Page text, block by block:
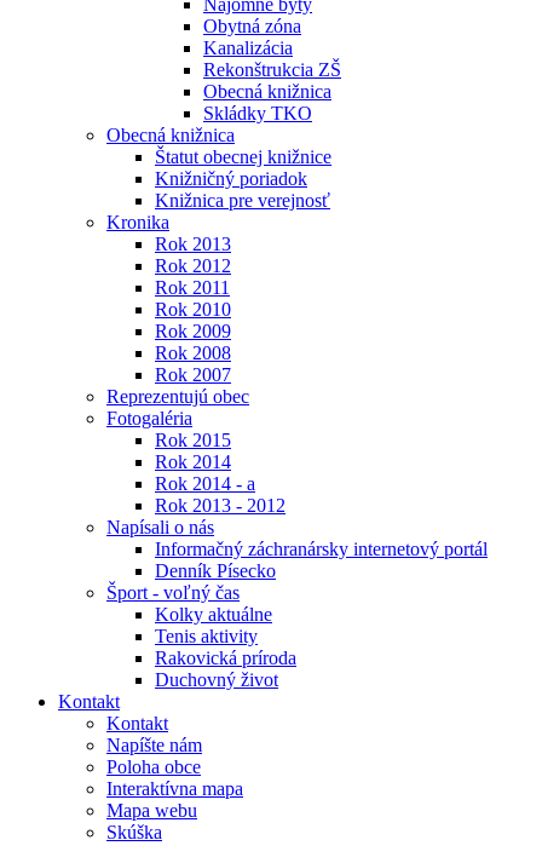
Nájomné byty
Obytná zóna
Kanalizácia
Rekonštrukcia ZŠ
Obecná knižnica
Skládky TKO
Obecná knižnica
Štatut obecnej knižnice
Knižničný poriadok
Knižnica pre verejnosť
Kronika
Rok 2013
Rok 2012
Rok 2011
Rok 2010
Rok 2009
Rok 2008
Rok 2007
Reprezentujú obec
Fotogaléria
Rok 2015
Rok 2014
Rok 2014 - a
Rok 2013 - 2012
Napísali o nás
Informačný záchranársky internetový portál
Denník Písecko
Šport - voľný čas
Kolky aktuálne
Tenis aktivity
Rakovická príroda
Duchovný život
Kontakt
Kontakt
Napíšte nám
Poloha obce
Interaktívna mapa
Mapa webu
Skúška